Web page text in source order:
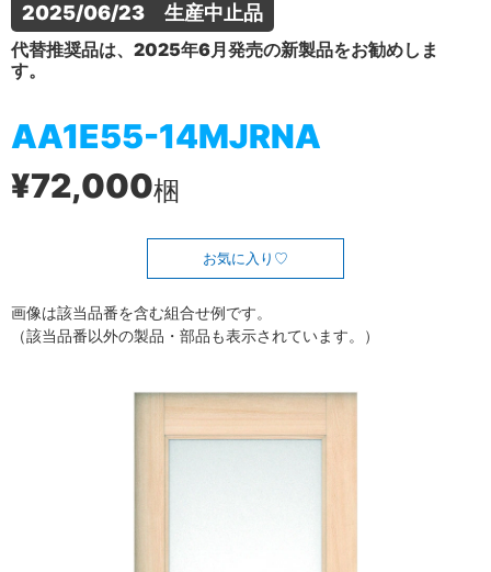
2025/06/23　生産中止品
代替推奨品は、2025年6月発売の新製品をお勧めしま
す。
AA1E55-14MJRNA
¥72,000梱
お気に入り
画像は該当品番を含む組合せ例です。
（該当品番以外の製品・部品も表示されています。）